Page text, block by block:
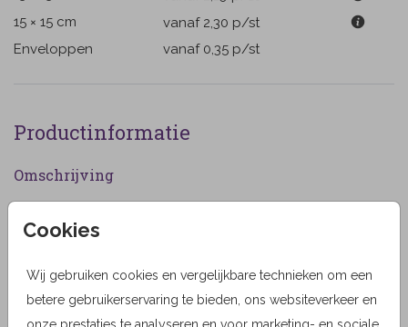
Cookies
Wij gebruiken cookies en vergelijkbare technieken om een
betere gebruikerservaring te bieden, ons websiteverkeer en
15 × 15 cm
vanaf 2,30 p/st
Enveloppen
vanaf 0,35 p/st
Productinformatie
Omschrijving
rond zonsondergang. (65)
Designer
MyCards Design